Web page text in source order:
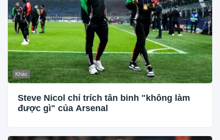
Khác
Steve Nicol chỉ trích tân binh "không làm
được gì" của Arsenal